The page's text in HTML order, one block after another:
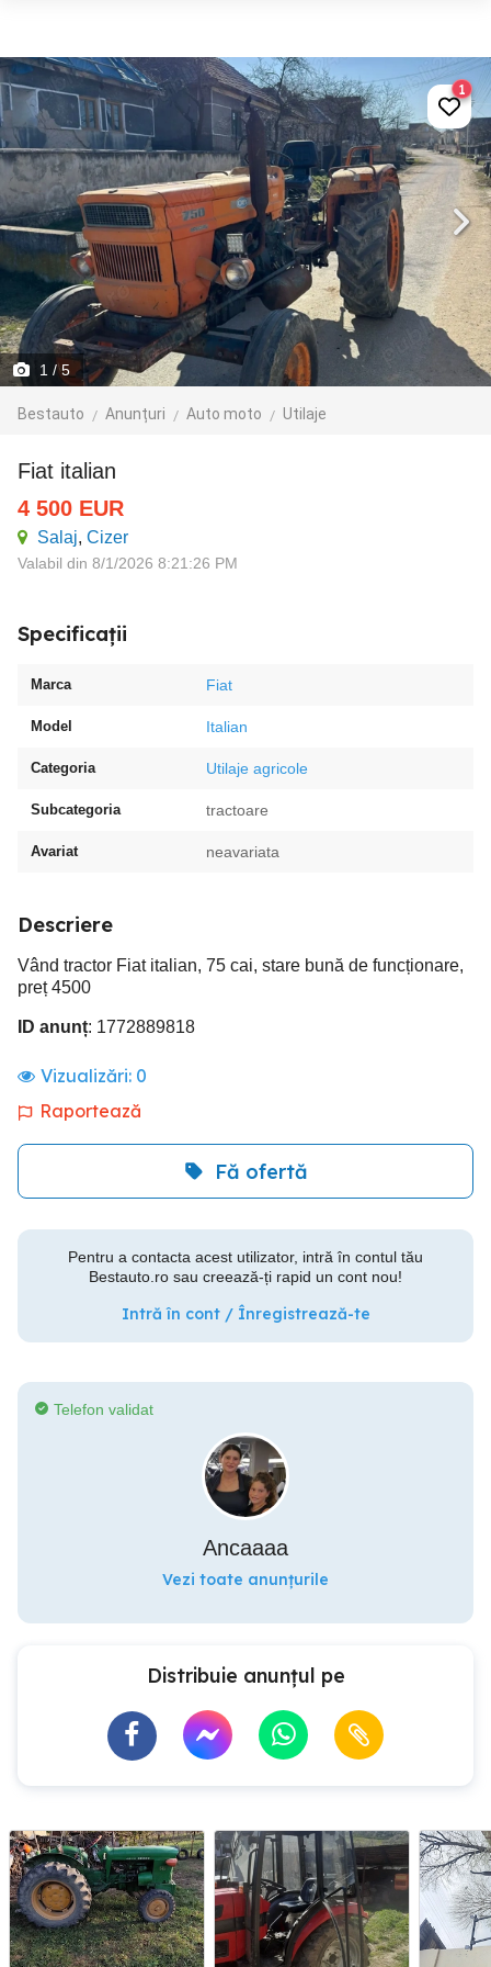
1 / 5
Bestauto Anunțuri Auto moto Utilaje
1
Fiat italian
4 500 EUR
Salaj, Cizer
Valabil din 8/1/2026 8:21:26 PM
Specificații
Marca Fiat
Model Italian
Categoria Utilaje agricole
Subcategoria tractoare
Avariat neavariata
Descriere
Vând tractor Fiat italian, 75 cai, stare bună de funcționare,
preț 4500
ID anunț: 1772889818
Vizualizări: 0
Raportează
Fă ofertă
Pentru a contacta acest utilizator, intră în contul tău
Bestauto.ro sau creează-ți rapid un cont nou!
Intră în cont / Înregistrează-te
Telefon validat
Ancaaaa
Vezi toate anunțurile
Distribuie anunțul pe